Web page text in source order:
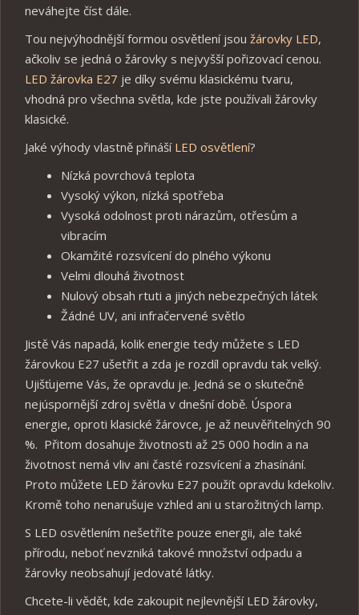
neváhejte číst dále.
Tou nejvýhodnější formou osvětlení jsou žárovky LED,
ačkoliv se jedná o žárovky s nejvyšší pořizovací cenou.
LED žárovka E27 je díky svému klasickému tvaru,
vhodná pro všechna světla, kde jste používali žárovky
klasické.
Jaké výhody vlastně přináší LED osvětlení?
Nízká povrchová teplota
Vysoký výkon, nízká spotřeba
Vysoká odolnost proti nárazům, otřesům a
vibracím
Okamžité rozsvícení do plného výkonu
Velmi dlouhá životnost
Nulový obsah rtuti a jiných nebezpečných látek
Žádné UV, ani infračervené světlo
Jistě Vás napadá, kolik energie tedy můžete s LED
žárovkou E27 ušetřit a zda je rozdíl opravdu tak velký.
Ujišťujeme Vás, že opravdu je. Jedná se o skutečně
nejúspornější zdroj světla v dnešní době. Úspora
energie, oproti klasické žárovce, je až neuvěřitelných 90
%. Přitom dosahuje životnosti až 25 000 hodin a na
životnost nemá vliv ani časté rozsvícení a zhasínání.
Proto můžete LED žárovku E27 použít opravdu kdekoliv.
Kromě toho nenarušuje vzhled ani u starožitných lamp.
S LED osvětlením nešetříte pouze energii, ale také
přírodu, neboť nevzniká takové množství odpadu a
žárovky neobsahují jedovaté látky.
Chcete-li vědět, kde zakoupit nejlevnější LED žárovky,